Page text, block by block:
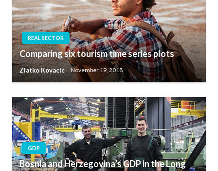
REAL SECTOR
Comparing six tourism time series plots
Zlatko Kovacic November 19, 2018
GDP
Bosnia and Herzegovina’s GDP in the Long